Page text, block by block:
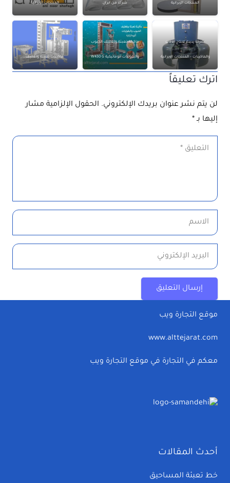
المنتجات الإيرانية شراء من ايران المنتجات الإيرانية
شركة پديدار لانتاج الآلات
والماكينات – المنتجات الإيرانية
ماكينة تعبئة وتغليف الحبوب
والبقوليات أتوماتيكية W430 G ماكينات تعبئة وتغليف
اترك تعليقاً
لن يتم نشر عنوان بريدك الإلكتروني. الحقول الإلزامية مشار
إليها بـ*
إرسال التعليق
موقع التجارة ويب
www.alttejarat.com
معكم في التجارة في موقع التجارة ويب
أحدث المقالات
خط تعبئة المساحيق